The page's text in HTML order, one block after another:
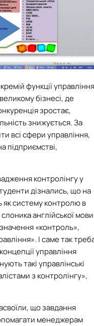
функції управління
бізнесі, де
зростає,
знижується. За
всі сфери управління,
підприємстві,
контролінгу у
дізнались, що на
як систему контролю в
англійської мови
«контроль»,
І саме так
управління
такі управлінські
з контролінгу»,
що завдання
менеджерам